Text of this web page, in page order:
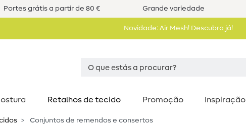
Portes grátis a partir de 80 € Grande variedade
Novidade: Air Mesh! Descubra já!
Retalhos de tecido Promoção Inspiração
Conjuntos de remendos e consertos